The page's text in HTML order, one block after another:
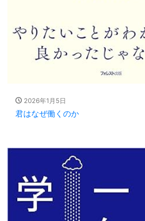
2026年1月5日
君はなぜ働くのか